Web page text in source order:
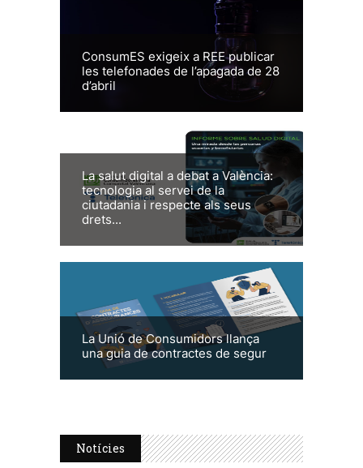
ConsumES exigeix a REE publicar
les telefonades de l’apagada de 28
d’abril
La salut digital a debat a València:
tecnologia al servei de la
ciutadania i respecte als seus
drets...
La Unió de Consumidors llança
una guia de contractes de segur
Notícies